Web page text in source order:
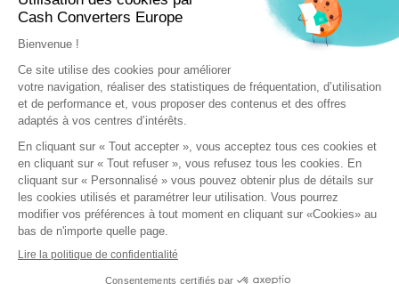
À propos
Recrutement
Trouvez un magasin
Rejoindre l'aventure
DEVENIR FRANCHISÉ
Conditions générales d'utilisation